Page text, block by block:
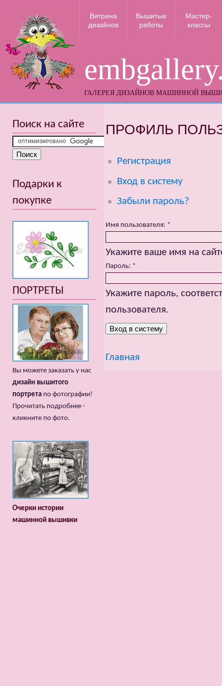
ГАЛЕРЕЯ ДИЗАЙНОВ МАШИННОЙ
Витрина
дизайнов
Вышитые
работы
Мастер-
классы
ПРОФИЛЬ
Регистрация
Вход в систему
Забыли пароль?
Имя пользователя: *
Укажите ваше имя на
Пароль: *
Укажите пароль,
пользователя.
Главная
Поиск на сайте
Подарки к
покупке
ПОРТРЕТЫ
Вы можете заказать у нас
дизайн вышитого
портрета по фотографии!
Прочитать подробнее -
кликните по фото.
Очерки истории
машинной вышивки